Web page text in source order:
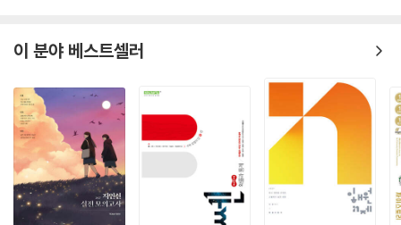
이 분야 베스트셀러